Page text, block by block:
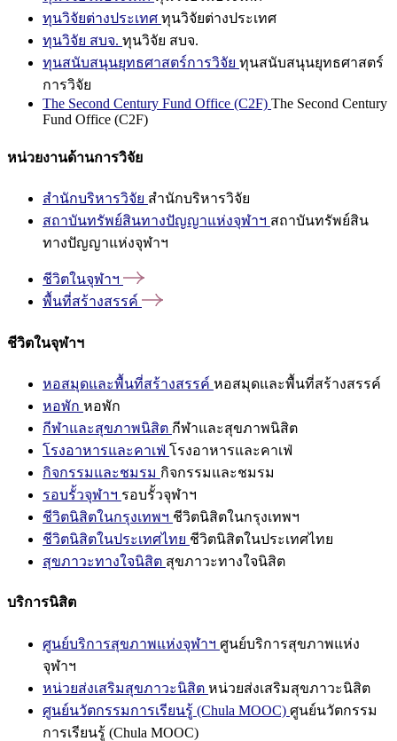
ทุนวิจัยต่างประเทศ ทุนวิจัยต่างประเทศ
ทุนวิจัย สบจ. ทุนวิจัย สบจ.
ทุนสนับสนุนยุทธศาสตร์การวิจัย ทุนสนับสนุนยุทธศาสตร์
การวิจัย
The Second Century Fund Office (C2F) The Second Century
Fund Office (C2F)
หน่วยงานด้านการวิจัย
สำนักบริหารวิจัย สำนักบริหารวิจัย
สถาบันทรัพย์สินทางปัญญาแห่งจุฬาฯ สถาบันทรัพย์สิน
ทางปัญญาแห่งจุฬาฯ
ชีวิตในจุฬาฯ
พื้นที่สร้างสรรค์
ชีวิตในจุฬาฯ
หอสมุดและพื้นที่สร้างสรรค์ หอสมุดและพื้นที่สร้างสรรค์
หอพัก หอพัก
กีฬาและสุขภาพนิสิต กีฬาและสุขภาพนิสิต
โรงอาหารและคาเฟ่ โรงอาหารและคาเฟ่
กิจกรรมและชมรม กิจกรรมและชมรม
รอบรั้วจุฬาฯ รอบรั้วจุฬาฯ
ชีวิตนิสิตในกรุงเทพฯ ชีวิตนิสิตในกรุงเทพฯ
ชีวิตนิสิตในประเทศไทย ชีวิตนิสิตในประเทศไทย
สุขภาวะทางใจนิสิต สุขภาวะทางใจนิสิต
บริการนิสิต
ศูนย์บริการสุขภาพแห่งจุฬาฯ ศูนย์บริการสุขภาพแห่ง
จุฬาฯ
หน่วยส่งเสริมสุขภาวะนิสิต หน่วยส่งเสริมสุขภาวะนิสิต
ศูนย์นวัตกรรมการเรียนรู้ (Chula MOOC) ศูนย์นวัตกรรม
การเรียนรู้ (Chula MOOC)